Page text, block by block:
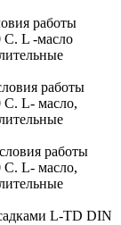
работы
С. L -масло
работы
С. L- масло,
работы
С. L- масло,
L-TD DIN